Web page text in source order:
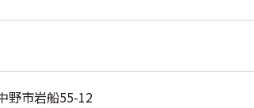
野市岩船55-12